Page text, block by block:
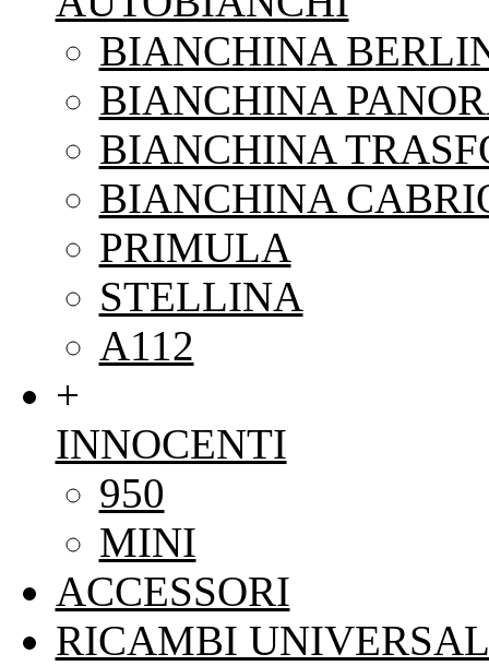
BIANCHINA
BIANCHINA
BIANCHINA
BIANCHINA
PRIMULA
STELLINA
A112
+
INNOCENTI
950
MINI
ACCESSORI
RICAMBI